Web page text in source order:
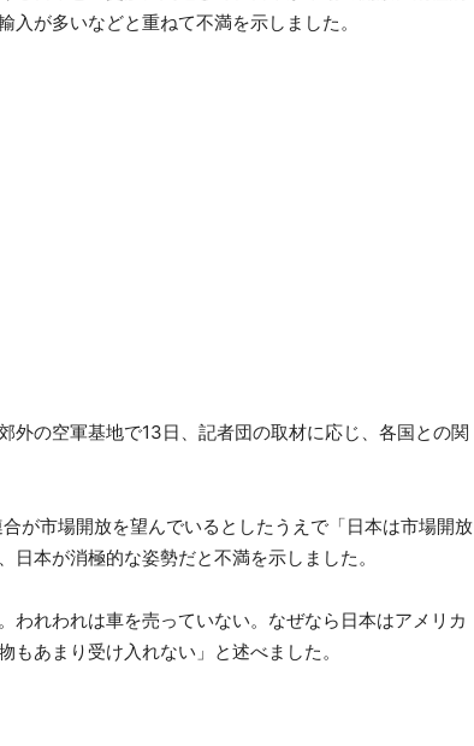
が多いなどと重ねて不満を示しました。
外の空軍基地で13日、記者団の取材に応じ、各国との関
が市場開放を望んでいるとしたうえで「日本は市場開放
本が消極的な姿勢だと不満を示しました。
われわれは車を売っていない。なぜなら日本はアメリカ
あまり受け入れない」と述べました。